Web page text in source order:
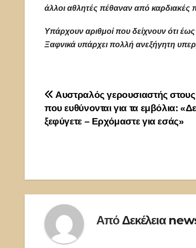
άλλοι αθλητές πέθαναν από
Υπάρχουν αριθμοί που δείχνουν ότι
Ξαφνικά υπάρχει πολλή ανεξήγητη
Πλοήγηση
άρθρων
Αυστραλός γερουσιαστής στους
που ευθύνονται για τα εμβόλια:
ξεφύγετε – Ερχόμαστε για εσάς»
Από Δεκέλεια